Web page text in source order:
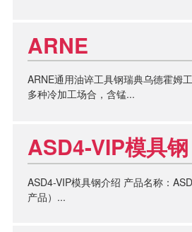
ARNE
ARNE通用油谇工具钢瑞典乌德霍姆
多种冷加工场合，含锰...
ASD4-VIP模具钢
ASD4-VIP模具钢介绍 产品名称：
产品）...